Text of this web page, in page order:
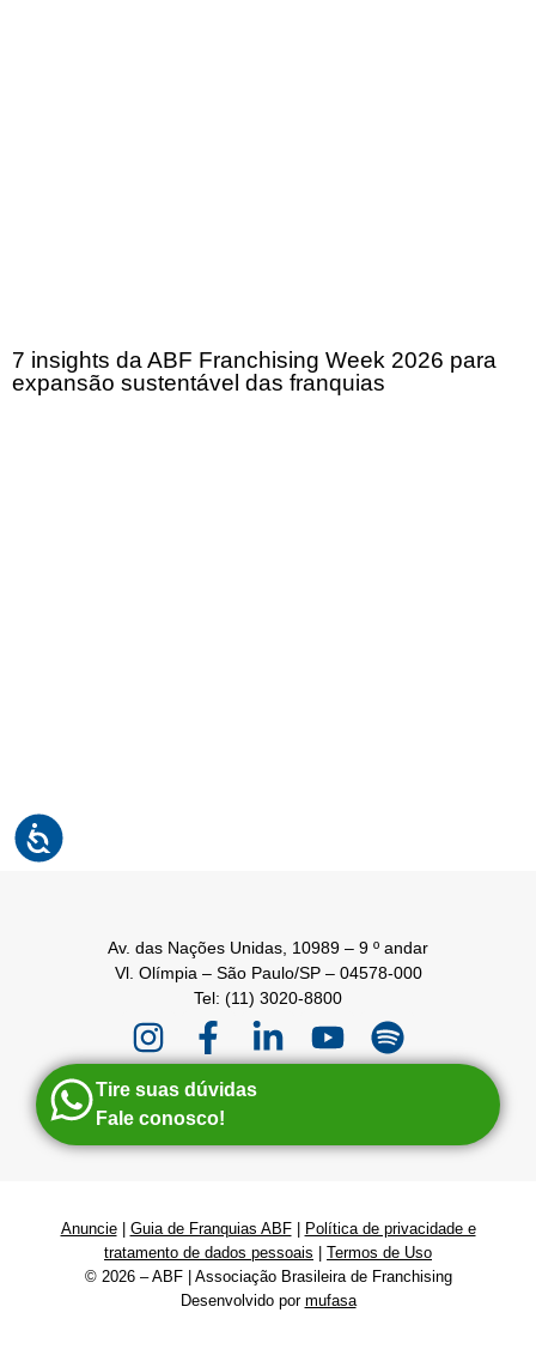
7 insights da ABF Franchising Week 2026 para
expansão sustentável das franquias
Av. das Nações Unidas, 10989 – 9 º andar
Vl. Olímpia – São Paulo/SP – 04578-000
Tel: (11) 3020-8800
Tire suas dúvidas
Fale conosco!
Anuncie| Guia de Franquias ABF|
Política de privacidade e
tratamento de dados pessoais
Termos de Uso
© 2026 – ABF | Associação Brasileira de Franchising
Desenvolvido por mufasa